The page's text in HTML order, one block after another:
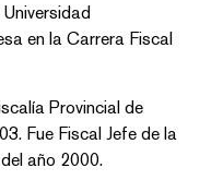
en la Carrera Fiscal
Provincial de
Fue Fiscal Jefe de la
año 2000.